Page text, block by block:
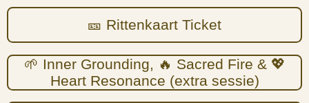
🎫 Rittenkaart Ticket
🌱 Inner Grounding, 🔥 Sacred Fire & 💖
Heart Resonance (extra sessie)